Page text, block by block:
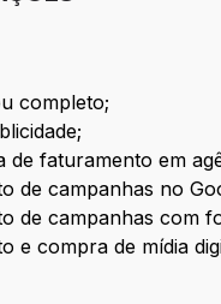
completo;
de faturamento em
de campanhas no
de campanhas com
e compra de mídia